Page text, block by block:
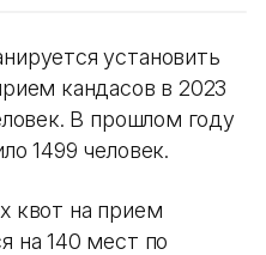
установить
кандасов в 2023
В прошлом году
1499 человек.
квот на прием
на 140 мест по